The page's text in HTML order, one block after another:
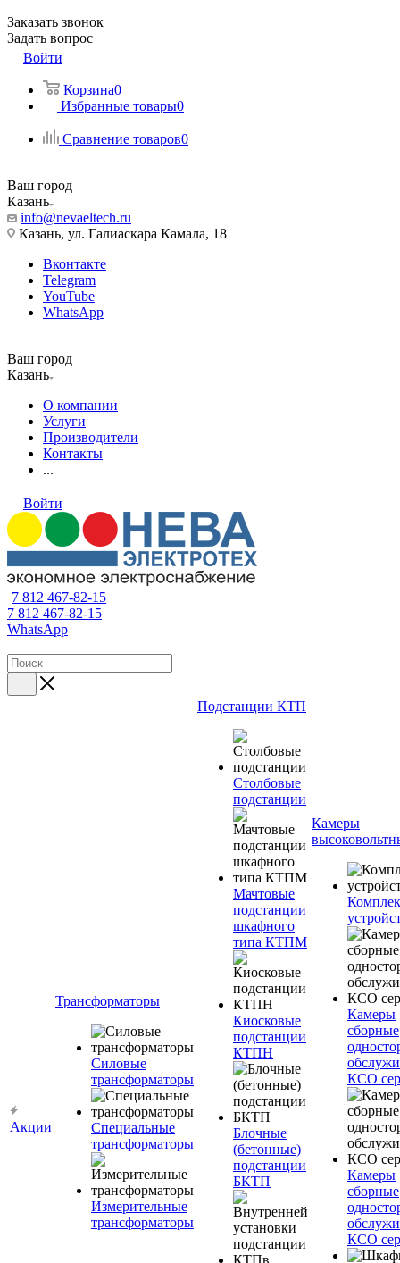
Заказать звонок
Задать вопрос
Войти
Корзина0
Избранные товары0
Сравнение товаров0
Ваш город
Казань
info@nevaeltech.ru
Казань, ул. Галиаскара Камала, 18
Вконтакте
Telegram
YouTube
WhatsApp
Ваш город
Казань
О компании
Услуги
Производители
Контакты
...
Войти
7 812 467-82-15
7 812 467-82-15
WhatsApp
Акции
Трансформаторы
Силовые
трансформаторы
Специальные
трансформаторы
Измерительные
трансформаторы
Подстанции КТП
Столбовые
подстанции
Мачтовые
подстанции
шкафного
типа КТПМ
Киосковые
подстанции
КТПН
Блочные
(бетонные)
подстанции
БКТП
Камеры
Камеры
сборные
КСО
Камеры
сборные
КСО